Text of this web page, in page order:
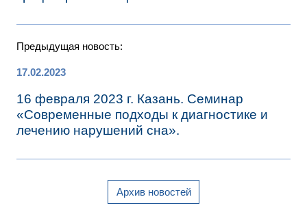
Предыдущая новость:
17.02.2023
16 февраля 2023 г. Казань. Семинар
«Современные подходы к диагностике и
лечению нарушений сна».
Архив новостей